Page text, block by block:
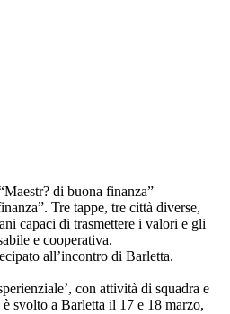
di buona finanza”
Tre tappe, tre città diverse,
capaci di trasmettere i valori e gli
e cooperativa.
all’incontro di Barletta.
con attività di squadra e
svolto a Barletta il 17 e 18 marzo,